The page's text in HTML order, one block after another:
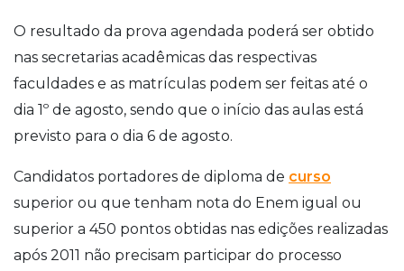
O resultado da prova agendada poderá ser obtido
nas secretarias acadêmicas das respectivas
faculdades e as matrículas podem ser feitas até o
dia 1º de agosto, sendo que o início das aulas está
previsto para o dia 6 de agosto.
Candidatos portadores de diploma de curso
superior ou que tenham nota do Enem igual ou
superior a 450 pontos obtidas nas edições realizadas
após 2011 não precisam participar do processo